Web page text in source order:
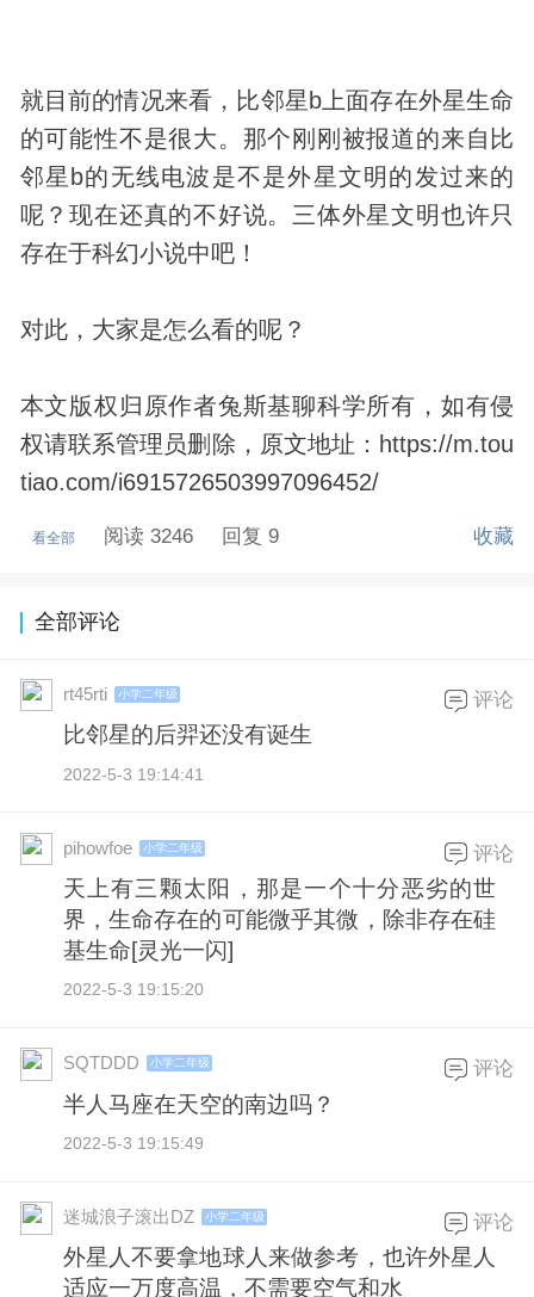
就目前的情况来看，比邻星b上面存在外星生命
的可能性不是很大。那个刚刚被报道的来自比
邻星b的无线电波是不是外星文明的发过来的
呢？现在还真的不好说。三体外星文明也许只
存在于科幻小说中吧！
对此，大家是怎么看的呢？
本文版权归原作者兔斯基聊科学所有，如有侵
权请联系管理员删除，原文地址：https://m.tou
tiao.com/i6915726503997096452/
看全部 阅读 3246 回复 9 收藏
全部评论
rt45rti 小学二年级
比邻星的后羿还没有诞生
2022-5-3 19:14:41
评论
pihowfoe 小学二年级
天上有三颗太阳，那是一个十分恶劣的世
界，生命存在的可能微乎其微，除非存在硅
基生命[灵光一闪]
2022-5-3 19:15:20
评论
SQTDDD 小学二年级
半人马座在天空的南边吗？
2022-5-3 19:15:49
评论
迷城浪子滚出DZ 小学二年级
外星人不要拿地球人来做参考，也许外星人
适应一万度高温，不需要空气和水
评论